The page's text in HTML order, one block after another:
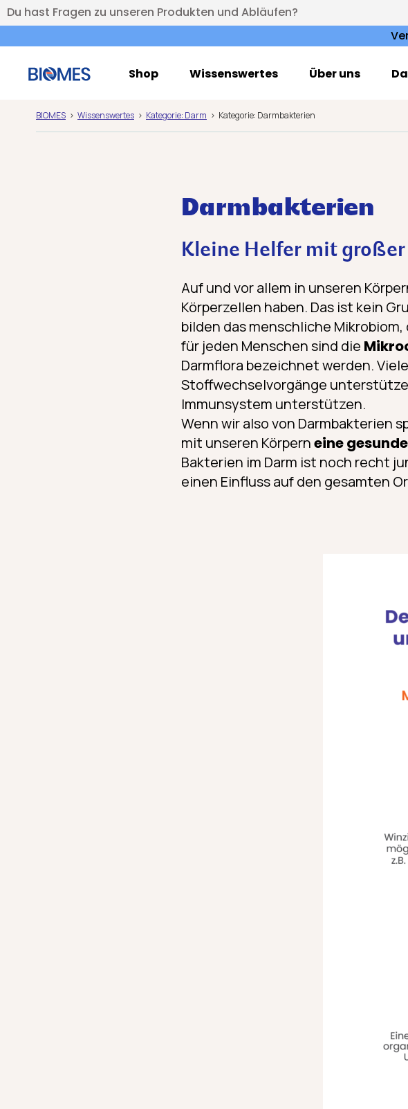
Du hast Fragen zu unseren Produkten und Abläufen?
Shop Wissenswertes Über uns
BIOMES Wissenswertes Kategorie: Darm Kategorie: Darmbakterien
Darmbakterien
Kleine Helfer mit
Auf und vor allem in unseren
Körperzellen haben. Das ist kein
bilden das menschliche
für jeden Menschen sind die
Darmflora bezeichnet werden.
Stoffwechselvorgänge
Immunsystem unterstützen.
Wenn wir also von Darmbakterien
mit unseren Körperneine
Bakterien im Darm ist noch recht
einen Einfluss auf den gesamten